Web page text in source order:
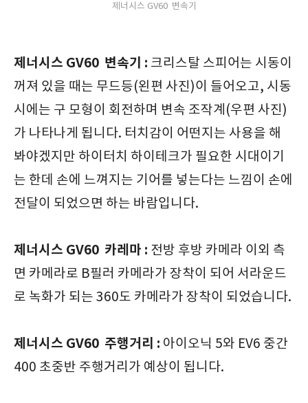
제너시스 GV60 변속기
제너시스 GV60 변속기 : 크리스탈 스피어는 시동이
꺼져 있을 때는 무드등(왼편 사진)이 들어오고, 시동
시에는 구 모형이 회전하며 변속 조작계(우편 사진)
가 나타나게 됩니다. 터치감이 어떤지는 사용을 해
봐야겠지만 하이터치 하이테크가 필요한 시대이기
는 한데 손에 느껴지는 기어를 넣는다는 느낌이 손에
전달이 되었으면 하는 바람입니다.
제너시스 GV60 카레마 : 전방 후방 카메라 이외 측
면 카메라로 B필러 카메라가 장착이 되어 서라운드
로 녹화가 되는 360도 카메라가 장착이 되었습니다.
제너시스 GV60 주행거리 : 아이오닉 5와 EV6 중간
400 초중반 주행거리가 예상이 됩니다.